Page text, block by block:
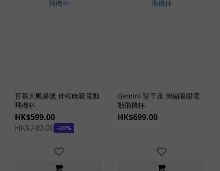
百慕大風暴號 伸縮吮吸電動
飛機杯
HK$599.00
HK$749.00 -20%
Gemini 雙子座 伸縮吸啜電
動飛機杯
HK$699.00